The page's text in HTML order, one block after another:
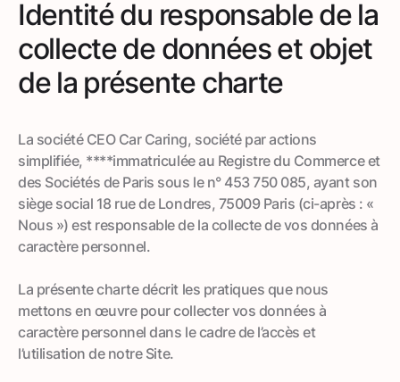
Identité du responsable de la
collecte de données et objet
de la présente charte
La société CEO Car Caring, société par actions
simplifiée, ****immatriculée au Registre du Commerce et
des Sociétés de Paris sous le n° 453 750 085, ayant son
siège social 18 rue de Londres, 75009 Paris (ci-après : «
Nous ») est responsable de la collecte de vos données à
caractère personnel.
La présente charte décrit les pratiques que nous
mettons en œuvre pour collecter vos données à
caractère personnel dans le cadre de l’accès et
l’utilisation de notre Site.